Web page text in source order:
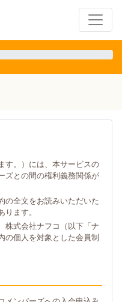
す。）には、本サービスの
ズとの間の権利義務関係が
の全文をお読みいただいた
ります。
株式会社ナフコ（以下「ナ
の個人を対象とした会員制